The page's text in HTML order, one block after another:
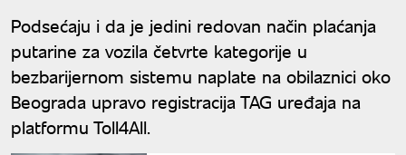
Podsećaju i da je jedini redovan način plaćanja
putarine za vozila četvrte kategorije u
bezbarijernom sistemu naplate na obilaznici oko
Beograda upravo registracija TAG uređaja na
platformu Toll4All.